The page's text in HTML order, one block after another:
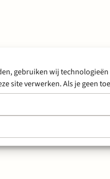
gebruiken wij
site verwerken. Als je geen